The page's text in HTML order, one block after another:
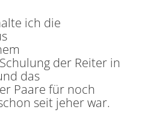
ich die
der Reiter in
das
Paare für noch
seit jeher war.